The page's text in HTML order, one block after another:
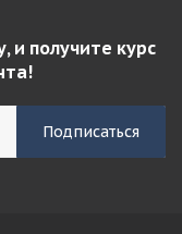
и получите курс